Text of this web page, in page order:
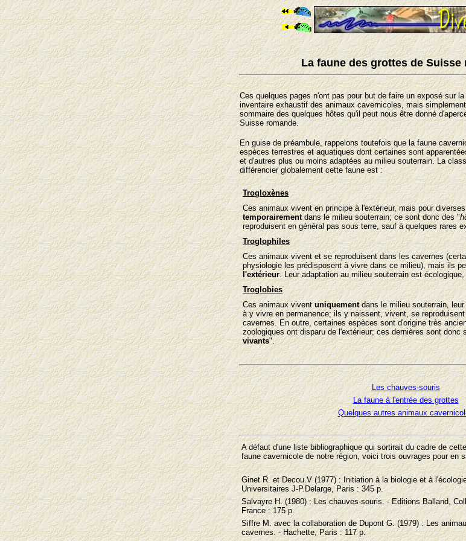
La faune des grottes de Suisse
Ces quelques pages n'ont pas pour but de faire un exposé sur
inventaire exhaustif des animaux cavernicoles, mais
sommaire des quelques hôtes qu'il peut nous être donné
Suisse romande.
En guise de préambule, rappelons toutefois que la faune
espèces terrestres et aquatiques dont certaines sont
et d'autres plus ou moins adaptées au milieu souterrain. La
différencier globalement cette faune est :
Trogloxènes
Ces animaux vivent en principe à l'extérieur, mais pour
temporairementdans le milieu souterrain; ce sont donc des "
reproduisent en général pas sous terre, sauf à quelques rares
Troglophiles
Ces animaux vivent et se reproduisent dans les cavernes
physiologie les prédisposent à vivre dans ce milieu), mais ils
l'extérieur. Leur adaptation au milieu souterrain est
Troglobies
Ces animaux viventuniquementdans le milieu souterrain,
à y vivre en permanence; ils y naissent, vivent, se
cavernes. En outre, certaines espèces sont d'origine très
zoologiques ont disparu de l'extérieur; ces dernières sont donc
vivants".
Les chauves-souris
La faune à l'entrée des grottes
Quelques autres animaux
A défaut d'une liste bibliographique qui sortirait du cadre de
faune cavernicole de notre région, voici trois ouvrages pour en
Ginet R. et Decou.V (1977) : Initiation à la biologie et à
Universitaires J-P.Delarge, Paris : 345 p.
Salvayre H. (1980) : Les chauves-souris. - Editions Balland,
France : 175 p.
Siffre M. avec la collaboration de Dupont G. (1979) : Les
cavernes. - Hachette, Paris : 117 p.